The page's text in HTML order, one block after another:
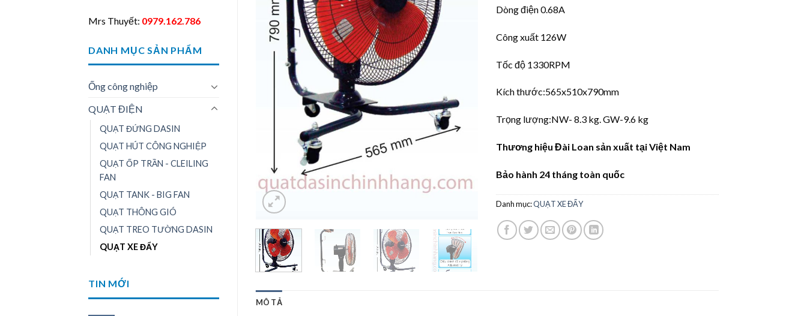
Mrs Thuyết: 0979.162.786
DANH MỤC SẢN PHẨM
Ống công nghiệp
QUẠT ĐIỆN
QUẠT ĐỨNG DASIN
QUẠT HÚT CÔNG NGHIỆP
QUẠT ỐP TRẦN - CLEILING
FAN
QUẠT TANK - BIG FAN
QUẠT THÔNG GIÓ
QUẠT TREO TƯỜNG DASIN
QUẠT XE ĐẨY
TIN MỚI
Dòng điện 0.68A
Công xuất 126W
Tốc độ 1330RPM
Kích thước:565x510x790mm
Trọng lượng:NW- 8.3 kg. GW-9.6 kg
Thương hiệu Đài Loan sản xuất tại Việt Nam
Bảo hành 24 tháng toàn quốc
Danh mục:QUẠT XE ĐẨY
MÔ TẢ